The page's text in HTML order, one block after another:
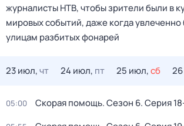
журналисты НТВ, чтобы зрители были в
мировых событий, даже когда увлеченно
улицам разбитых фонарей
23 июл,чт 24 июл, пт 25 июл,сб
05:00 Скорая помощь. Сезон 6. Серия